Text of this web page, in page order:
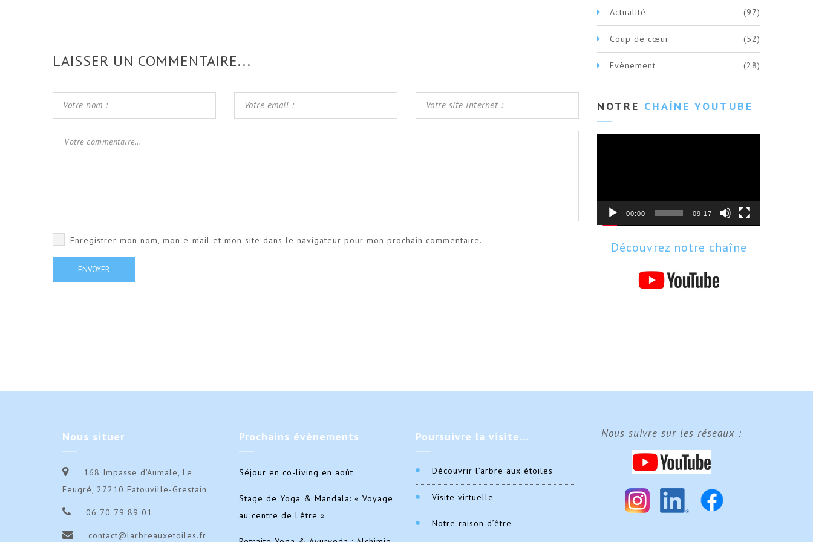
LAISSER UN COMMENTAIRE...
Enregistrer mon nom, mon e-mail et mon site dans le navigateur pour mon prochain commentaire.
Actualité (97)
Coup de cœur (52)
Evènement (28)
NOTRE CHAÎNE YOUTUBE
00:00 09:17
Découvrez notre chaîne
Nous situer
168 Impasse d’Aumale, Le
Feugré, 27210 Fatouville-Grestain
06 70 79 89 01
contact@larbreauxetoiles.fr
Prochains évènements
Séjour en co-living en août
Stage de Yoga & Mandala: « Voyage
au centre de l'être »
Poursuivre la visite…
Découvrir l’arbre aux étoiles
Visite virtuelle
Notre raison d’être
Nous suivre sur les réseaux :